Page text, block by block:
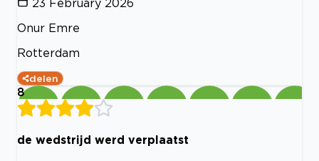
23 February 2026
Onur Emre
Rotterdam
delen
8
de wedstrijd werd verplaatst